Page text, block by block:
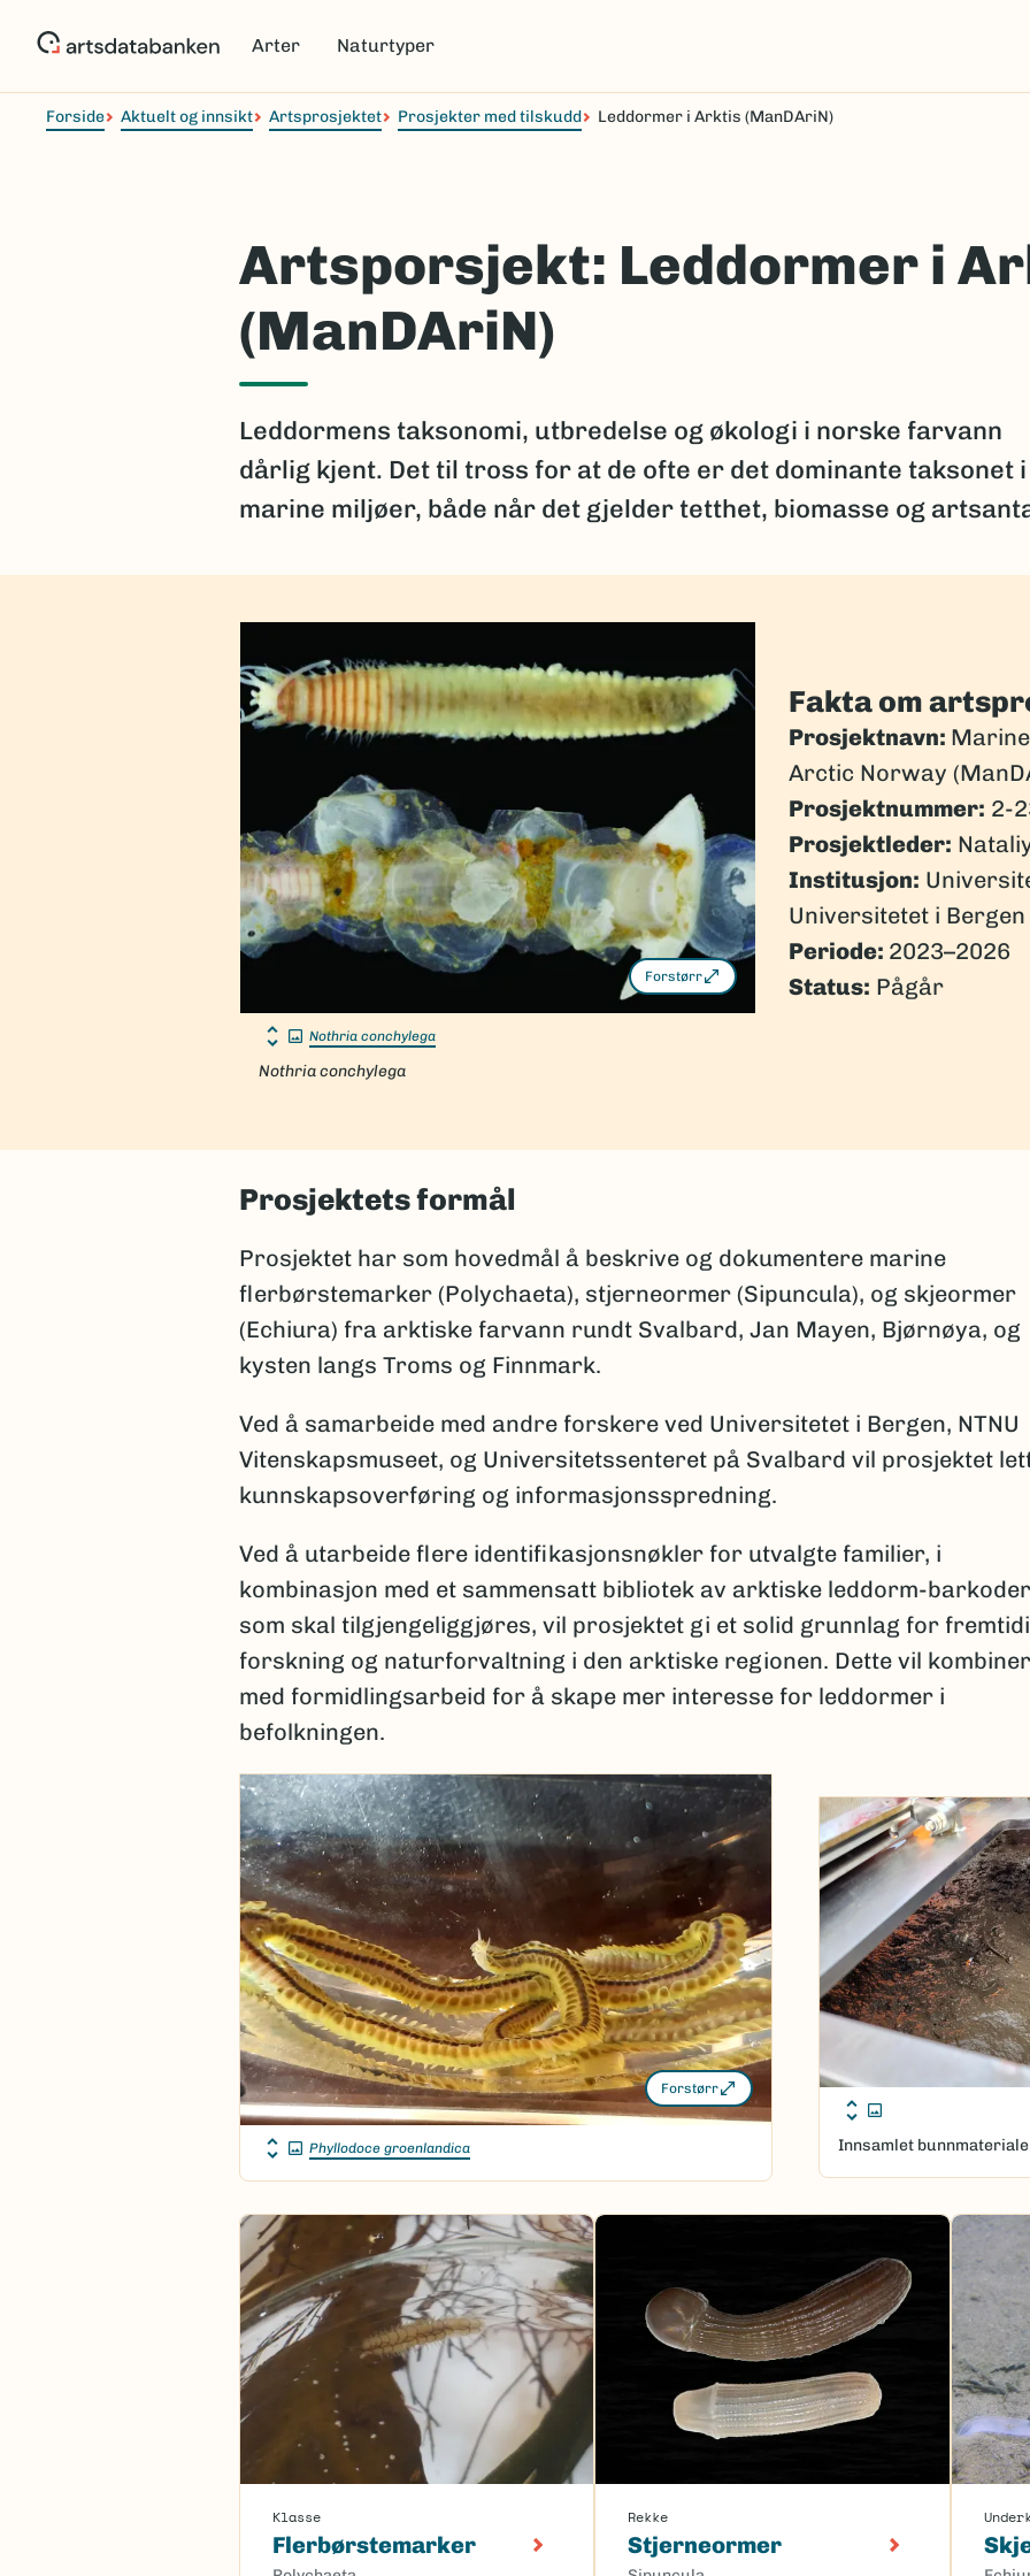
Arter Naturtyper
Forside Aktuelt og innsikt Artsprosjektet Prosjekter med tilskudd Leddormer i Arktis (ManDAriN)
Artsporsjekt: Leddormer i
(ManDAriN)
Leddormens taksonomi, utbredelse og økologi i norske farvann
dårlig kjent. Det til tross for at de ofte er det dominante taksonet i
marine miljøer, både når det gjelder tetthet, biomasse og
Forstørr
Nothria conchylega
Nothria conchylega
Fakta om
Prosjektnavn:
Arctic Norway
Prosjektnummer: 2-
Prosjektleder:
Institusjon:
Universitetet i Bergen
Periode: 2023–2026
Status: Pågår
Prosjektets formål
Prosjektet har som hovedmål å beskrive og dokumentere marine
flerbørstemarker (Polychaeta), stjerneormer (Sipuncula), og skjeormer
(Echiura) fra arktiske farvann rundt Svalbard, Jan Mayen, Bjørnøya, og
kysten langs Troms og Finnmark.
Ved å samarbeide med andre forskere ved Universitetet i Bergen, NTNU
Vitenskapsmuseet, og Universitetssenteret på Svalbard vil prosjektet
kunnskapsoverføring og informasjonsspredning.
Ved å utarbeide flere identifikasjonsnøkler for utvalgte familier, i
kombinasjon med et sammensatt bibliotek av arktiske leddorm-barkoder
som skal tilgjengeliggjøres, vil prosjektet gi et solid grunnlag for
forskning og naturforvaltning i den arktiske regionen. Dette vil
med formidlingsarbeid for å skape mer interesse for leddormer i
befolkningen.
Forstørr
Phyllodoce groenlandica Innsamlet bunnmateriale
Klasse
Flerbørstemarker
Rekke
Stjerneormer